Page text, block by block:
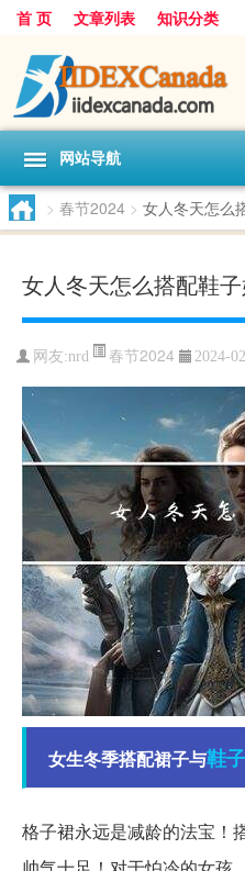
首 页 文章列表 知识分类
网站导航
> 春节2024 > 女人冬天怎么
女人冬天怎么搭配鞋
网友:nrd 春节2024 2024-
女生冬季搭配裙子与鞋子
格子裙永远是减龄的法宝！